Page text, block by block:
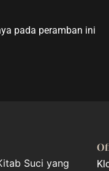
pada peramban ini
Suci yang